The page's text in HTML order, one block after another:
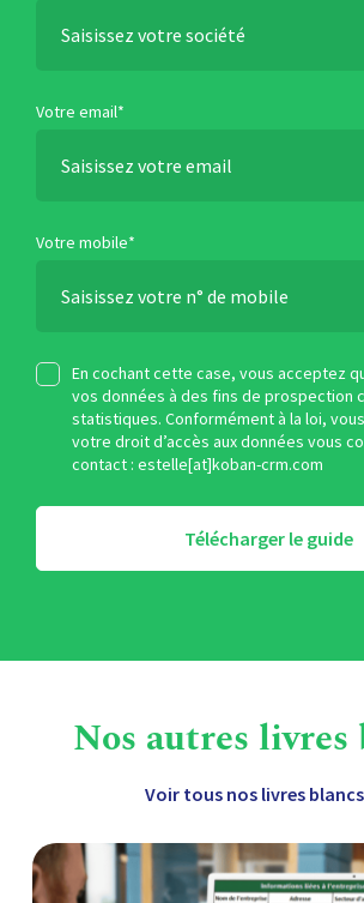
Votre email*
Votre mobile*
En cochant cette case, vous acceptez
vos données à des fins de prospection
statistiques. Conformément à la loi,
votre droit d’accès aux données vous
contact : estelle[at]koban-crm.com
Télécharger le guide
Nos autres livres
Voir tous nos livres blancs